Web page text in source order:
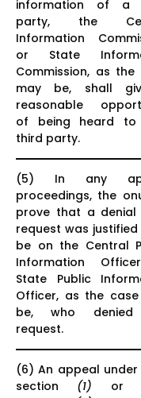
information of a
party, the
Information
or State
Commission, as the
may be, shall
reasonable
of being heard to
third party.
(5) In any
proceedings, the
prove that a
request was justified
be on the Central
Information
State Public
Officer, as the
be, who
request.
(6) An appeal
section (1) or